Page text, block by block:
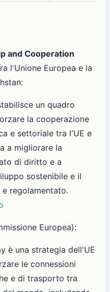
and Cooperation
l'Unione Europea e la
un quadro
la cooperazione
e settoriale tra l'UE e
a migliorare la
di diritto e a
sostenibile e il
regolamentato.
Europea):
è una strategia dell'UE
le connessioni
e di trasporto tra